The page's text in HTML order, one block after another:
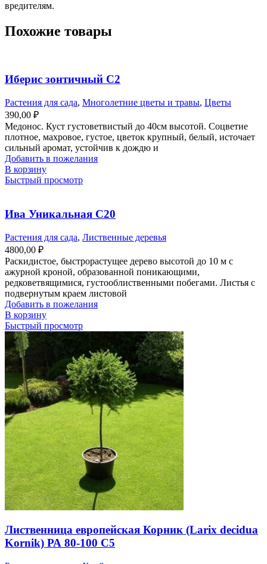
вредителям.
Похожие товары
Иберис зонтичный С2
Растения для сада, Многолетние цветы и травы, Цветы
390,00 ₽
Медонос. Куст густоветвистый до 40см высотой. Соцветие
плотное, махровое, густое, цветок крупный, белый, источает
сильный аромат, устойчив к дождю и
Добавить в пожелания
В корзину
Быстрый просмотр
Ива Уникальная С20
Растения для сада, Лиственные деревья
4800,00 ₽
Раскидистое, быстрорастущее дерево высотой до 10 м с
ажурной кроной, образованной поникающими,
редковетвящимися, густооблиственными побегами. Листья с
подвернутым краем листовой
Добавить в пожелания
В корзину
Быстрый просмотр
Лиственница европейская Корник (Larix decidua
Kornik) РА 80-100 С5